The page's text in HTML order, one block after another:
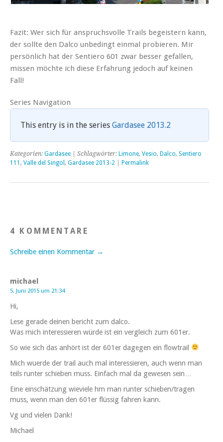
Fazit: Wer sich für anspruchsvolle Trails begeistern kann,
der sollte den Dalco unbedingt einmal probieren. Mir
persönlich hat der Sentiero 601 zwar besser gefallen,
missen möchte ich diese Erfahrung jedoch auf keinen
Fall!
Series Navigation
This entry is in the series Gardasee 2013.2
Kategorien: Gardasee | Schlagwörter: Limone, Vesio, Dalco, Sentiero
111 , Valle del Singol , Gardasee 2013-2 Permalink
4 KOMMENTARE
Schreibe einen Kommentar →
michael
5. Juni 2015 um 21:34
Hi,
Lese gerade deinen bericht zum dalco.
Was mich interessieren würde ist ein vergleich zum 601er.
So wie sich das anhört ist der 601er dagegen ein flowtrail
Mich wuerde der trail auch mal interessieren, auch wenn man
teils runter schieben muss. Einfach mal da gewesen sein…
Eine einschätzung wieviele hm man runter schieben/tragen
muss, wenn man den 601er flüssig fahren kann.
Vg und vielen Dank!
Michael